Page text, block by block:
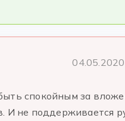
спокойным за
И не поддерживается